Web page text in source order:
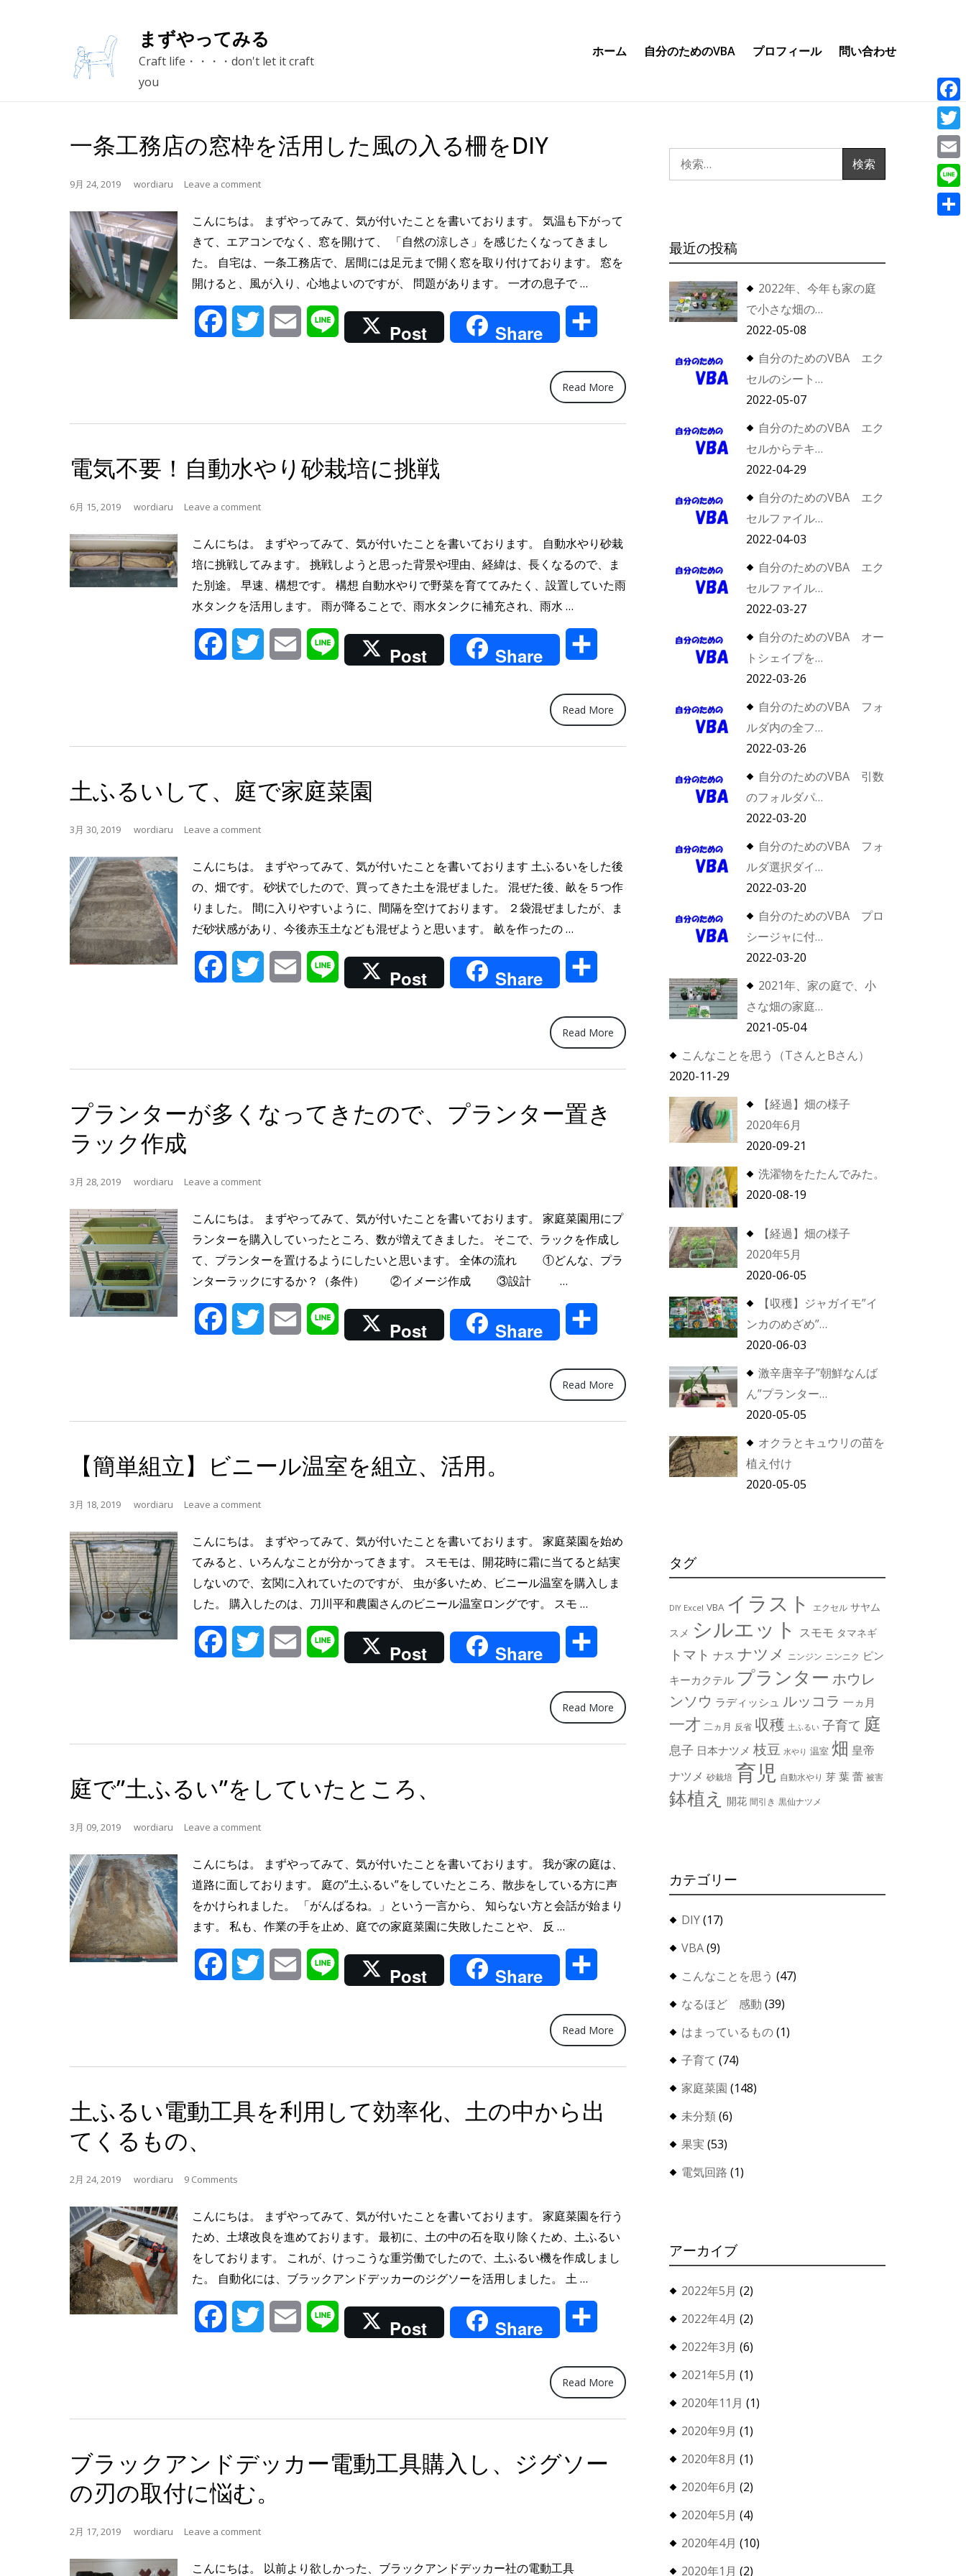
まずやってみる
Craft life・・・・don't let it craft
you
ホーム 自分のためのVBA プロフィール 問い合わせ
一条工務店の窓枠を活用した風の入る柵をDIY
9月 24, 2019 wordiaru Leave a comment
こんにちは。 まずやってみて、気が付いたことを書いております。 気温も下がって
きて、エアコンでなく、窓を開けて、 「自然の涼しさ」を感じたくなってきまし
た。 自宅は、一条工務店で、居間には足元まで開く窓を取り付けております。 窓を
開けると、風が入り、心地よいのですが、 問題があります。 一才の息子で …
条
工
の
窓
枠
風
の
入
柵
を
FacebookTwitter Email Line Post Share
Read More
電気不要！自動水やり砂栽培に挑戦
6月 15, 2019 wordiaru Leave a comment
こんにちは。 まずやってみて、気が付いたことを書いております。 自動水やり砂栽
培に挑戦してみます。 挑戦しようと思った背景や理由、経緯は、長くなるので、ま
た別途。 早速、構想です。 構想 自動水やりで野菜を育ててみたく、設置していた雨
水タンクを活用します。 雨が降ることで、雨水タンクに補充され、雨水 …
気
不
動
水
や
挑
戦”
FacebookTwitter Email Line Post Share
Read More
土ふるいして、庭で家庭菜園
3月 30, 2019 wordiaru Leave a comment
こんにちは。 まずやってみて、気が付いたことを書いております 土ふるいをした後
の、畑です。 砂状でしたので、買ってきた土を混ぜました。 混ぜた後、畝を５つ作
りました。 間に入りやすいように、間隔を空けております。 ２袋混ぜましたが、ま
だ砂状感があり、今後赤玉土なども混ぜようと思います。 畝を作ったの …
ふ
る
て、
庭
で
庭
FacebookTwitter Email Line Post Share
Read More
プランターが多くなってきたので、プランター置き
ラック作成
3月 28, 2019 wordiaru Leave a comment
こんにちは。 まずやってみて、気が付いたことを書いております。 家庭菜園用にプ
ランターを購入していったところ、数が増えてきました。 そこで、ラックを作成し
て、プランターを置けるようにしたいと思います。 全体の流れ ①どんな、プラ
ンターラックにするか？（条件） ②イメージ作成 ③設計 …
ラ
ン
が
多
く
の
で、
プ
ラ
タ
置
FacebookTwitter Email Line Post Share
Read More
【簡単組立】ビニール温室を組立、活用。
3月 18, 2019 wordiaru Leave a comment
こんにちは。 まずやってみて、気が付いたことを書いております。 家庭菜園を始め
てみると、いろんなことが分かってきます。 スモモは、開花時に霜に当てると結実
しないので、玄関に入れていたのですが、 虫が多いため、ビニール温室を購入しま
した。 購入したのは、刀川平和農園さんのビニール温室ロングです。 スモ …
単
組
ニ
ー
ル
活
用。”
FacebookTwitter Email Line Post Share
Read More
庭で”土ふるい”をしていたところ、
3月 09, 2019 wordiaru Leave a comment
こんにちは。 まずやってみて、気が付いたことを書いております。 我が家の庭は、
道路に面しております。 庭の”土ふるい”をしていたところ、散歩をしている方に声
をかけられました。 「がんばるね。」という一言から、 知らない方と会話が始まり
ます。 私も、作業の手を止め、庭での家庭菜園に失敗したことや、 反 …
で”土
ふ
し
て
い
と
FacebookTwitter Email Line Post Share
Read More
土ふるい電動工具を利用して効率化、土の中から出
てくるもの、
2月 24, 2019 wordiaru 9 Comments
こんにちは。 まずやってみて、気が付いたことを書いております。 家庭菜園を行う
ため、土壌改良を進めております。 最初に、土の中の石を取り除くため、土ふるい
をしております。 これが、けっこうな重労働でしたので、土ふるい機を作成しまし
た。 自動化には、ブラックアンドデッカーのジグソーを活用しました。 土 …
ふ
る
動
工
具
利
FacebookTwitter Email Line Post Share
Read More
ブラックアンドデッカー電動工具購入し、ジグソー
の刃の取付に悩む。
2月 17, 2019 wordiaru Leave a comment
こんにちは。 以前より欲しかった、ブラックアンドデッカー社の電動工具
索:
最近の投稿
2022年、今年も家の庭
で小さな畑の…
2022-05-08
自分のためのVBA エク
セルのシート…
2022-05-07
自分のためのVBA エク
セルからテキ…
2022-04-29
自分のためのVBA エク
セルファイル…
2022-04-03
自分のためのVBA エク
セルファイル…
2022-03-27
自分のためのVBA オー
トシェイプを…
2022-03-26
自分のためのVBA フォ
ルダ内の全フ…
2022-03-26
自分のためのVBA 引数
のフォルダパ…
2022-03-20
自分のためのVBA フォ
ルダ選択ダイ…
2022-03-20
自分のためのVBA プロ
シージャに付…
2022-03-20
2021年、家の庭で、小
さな畑の家庭…
2021-05-04
こんなことを思う（TさんとBさん）
2020-11-29
【経過】畑の様子
2020年6月
2020-09-21
洗濯物をたたんでみた。
2020-08-19
【経過】畑の様子
2020年5月
2020-06-05
【収穫】ジャガイモ”イ
ンカのめざめ”…
2020-06-03
激辛唐辛子”朝鮮なんば
ん”プランター…
2020-05-05
オクラとキュウリの苗を
植え付け
2020-05-05
タグ
DIY Excel VBA イラスト エクセル サヤム
スメ シルエット スモモ タマネギ
トマト ナス ナツメ ニンジン ニンニク ピン
キーカクテル プランター ホウレ
ンソウ ラディッシュ ルッコラ 一ヵ月
一才 二ヵ月 反省 収穫 土ふるい 子育て 庭
息子 日本ナツメ 枝豆 水やり 温室 畑 皇帝
ナツメ 砂栽培 育児 自動水やり 芽 葉蕾 被害
鉢植え 開花 間引き 黒仙ナツメ
カテゴリー
DIY(17)
VBA(9)
こんなことを思う (47)
なるほど 感動 (39)
はまっているもの(1)
子育て (74)
家庭菜園 (148)
未分類(6)
果実 (53)
電気回路 (1)
アーカイブ
2022年5月 (2)
2022年4月 (2)
2022年3月 (6)
2021年5月 (1)
2020年11月 (1)
2020年9月 (1)
2020年8月 (1)
2020年6月 (2)
2020年5月 (4)
2020年4月 (10)
2020年1月 (2)
Email
Line